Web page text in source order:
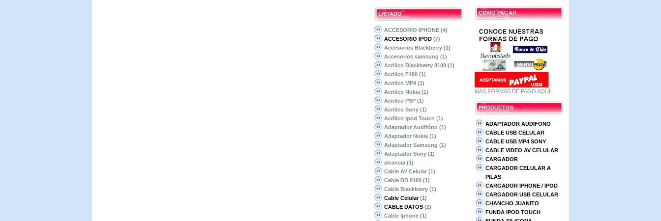
LISTADO
ACCESORIO IPHONE (4)
ACCESORIO IPOD (7)
Accesorios Blackberry (1)
Accesorios samsung (1)
Acrilico Blackberry 8100 (1)
Acrilico F480 (1)
Acrilico MP4 (1)
Acrilico Nokia (1)
Acrilico PSP (1)
Acrilico Sony (1)
Acrílico Ipod Touch (1)
Adaptador Audifóno (1)
Adaptador Nokia (1)
Adaptador Samsung (1)
Adaptador Sony (1)
alcancia (1)
Cable AV Celular (1)
Cable BB 8100 (1)
Cable Blackberry (1)
Cable Celular (1)
CABLE DATOS (2)
Cable Iphone (1)
COMO PAGAR
MAS FORMAS DE PAGO AQUÍ!
PRODUCTOS
ADAPTADOR AUDIFONO
CABLE USB CELULAR
CABLE USB MP4 SONY
CABLE VIDEO AV CELULAR
CARGADOR
CARGADOR CELULAR A
PILAS
CARGADOR IPHONE / IPOD
CARGADOR USB CELULAR
CHANCHO JUANITO
FUNDA IPOD TOUCH